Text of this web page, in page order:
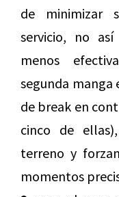
de minimizar
servicio, no
menos
segunda manga
de break en
cinco de
terreno y
momentos